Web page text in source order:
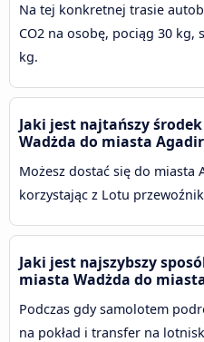
Na tej konkretnej trasie
CO2 na osobę, pociąg 30 kg,
kg.
Jaki jest najtańszy
Wadżda do miasta
Możesz dostać się do miasta
korzystając z Lotu
Jaki jest najszybszy
miasta Wadżda do
Podczas gdy samolotem
na pokład i transfer na